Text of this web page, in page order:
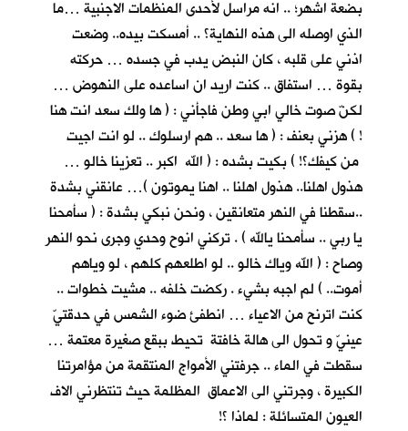
بضعة اشهر؛ .. انه مراسل لأحدى المنظمات الاجنبية …ما
الذي اوصله الى هذه النهاية؟ .. أمسكت بيده.. وضعت
اذني على قلبه ، كان النبض يدب في جسده … حركته
بقوة … استفاق .. كنت اريد ان اساعده على النهوض …
لكنّ صوت خالي ابي وطن فاجأني : ( ها ولك سعد انت هنا
! ) هزني بعنف : ( ها سعد .. هم ارسلوك .. لو انت اجيت
من كيفك؟! ) بكيت بشده : ( الله اكبر .. تعزينا خالو …
هذول اهلنا.. هذول اهلنا .. اهنا يموتون )… عانقني بشدة
..سقطنا في النهر متعانقين ، ونحن نبكي بشدة : ( سأمحنا
يا ربي .. سأمحنا يالله ) . تركني انوح وحدي وجرى نحو النهر
وصاح : ( الله وياك خالو .. لو اطلعهم كلهم ، لو وياهم
أموت.. ) لم اجبه بشيء . ركضت خلفه .. مشيت خطوات ..
كنت اترنح من الاعياء … انطفئ ضوء الشمس في حدقتيّ
عينيّ و تحول الى هالة خافتة تحيط ببقع صغيرة معتمة …
سقطت في الماء .. جرفتني الأمواج المنتقمة من مؤامرتنا
الكبيرة ، وجرتني الى الاعماق المظلمة حيث تنتظرني الاف
العيون المتسائلة : لماذا ؟!